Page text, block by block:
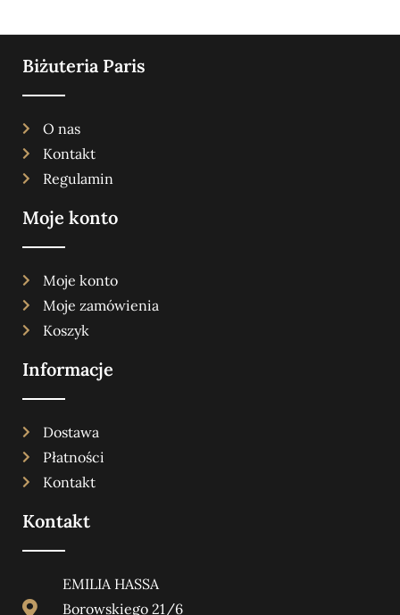
Biżuteria Paris
O nas
Kontakt
Regulamin
Moje konto
Moje konto
Moje zamówienia
Koszyk
Informacje
Dostawa
Płatności
Kontakt
Kontakt
EMILIA HASSA
Borowskiego 21/6